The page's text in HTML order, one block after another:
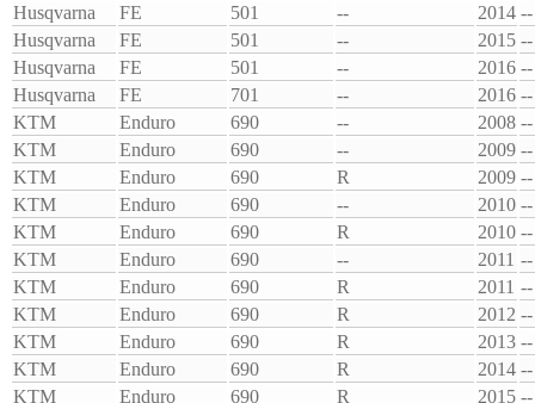
Husqvarna
FE 501 -- 2014 --
Husqvarna
FE 501 -- 2015 --
Husqvarna
FE 501 -- 2016 --
Husqvarna
FE 701 -- 2016 --
KTM
Enduro 690 -- 2008 --
KTM
Enduro 690 -- 2009 --
KTM
Enduro 690 R 2009 --
KTM
Enduro 690 -- 2010 --
KTM
Enduro 690 R 2010 --
KTM
Enduro 690 -- 2011 --
KTM
Enduro 690 R 2011 --
KTM
Enduro 690 R 2012 --
KTM
Enduro 690 R 2013 --
KTM
Enduro 690 R 2014 --
KTM
Enduro 690 R 2015 --